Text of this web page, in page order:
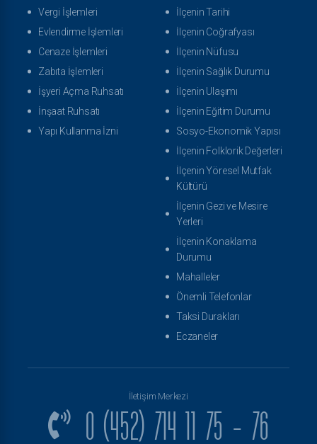
Vergi İşlemleri
Evlendirme İşlemleri
Cenaze İşlemleri
Zabıta İşlemleri
İşyeri Açma Ruhsatı
İnşaat Ruhsatı
Yapı Kullanma İzni
İlçenin Tarihi
İlçenin Coğrafyası
İlçenin Nüfusu
İlçenin Sağlık Durumu
İlçenin Ulaşımı
İlçenin Eğitim Durumu
Sosyo-Ekonomik Yapısı
İlçenin Folklorik Değerleri
İlçenin Yöresel Mutfak
Kültürü
İlçenin Gezi ve Mesire
Yerleri
İlçenin Konaklama
Durumu
Mahalleler
Önemli Telefonlar
Taksi Durakları
Eczaneler
İletişim Merkezi
0 (452) 714 11 75 - 76